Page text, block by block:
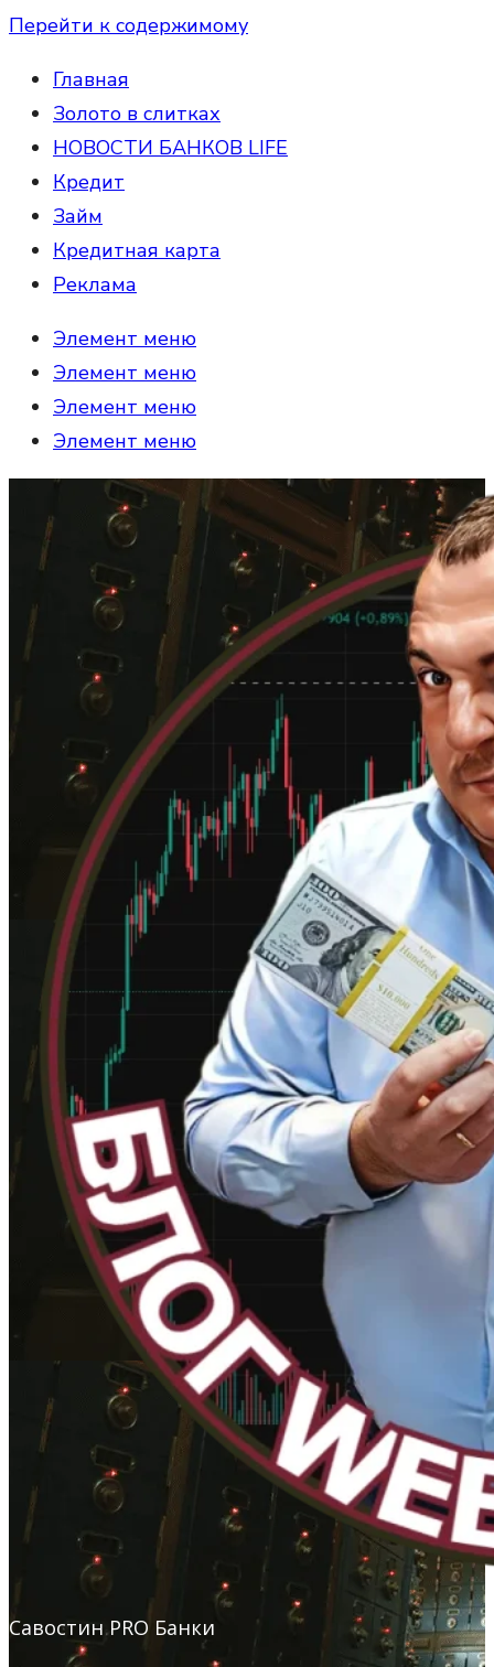
Перейти к содержимому
Главная
Золото в слитках
НОВОСТИ БАНКОВ LIFE
Кредит
Займ
Кредитная карта
Реклама
Элемент меню
Элемент меню
Элемент меню
Элемент меню
Савостин PRO Банки